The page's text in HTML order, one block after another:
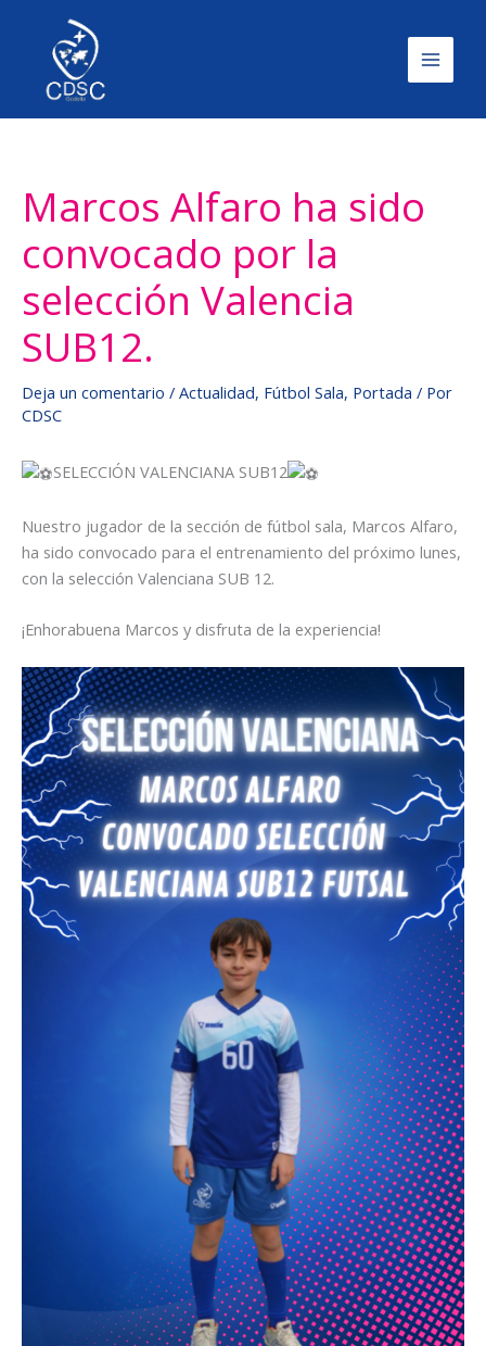
contenido
Main
Menu
Marcos Alfaro ha sido
convocado por la
selección Valencia
SUB12.
Deja un comentario / Actualidad, Fútbol Sala, Portada / Por
CDSC
SELECCIÓN VALENCIANA SUB12
Nuestro jugador de la sección de fútbol sala, Marcos Alfaro,
ha sido convocado para el entrenamiento del próximo lunes,
con la selección Valenciana SUB 12.
¡Enhorabuena Marcos y disfruta de la experiencia!